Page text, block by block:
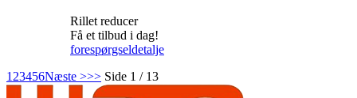
Rillet reducer
Få et tilbud i dag!
forespørgseldetalje
1 23456Næste >>> Side 1 / 13